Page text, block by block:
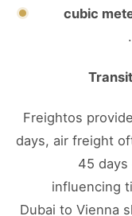
Freightos
days, air freight
45
influencing
Dubai to Vienna